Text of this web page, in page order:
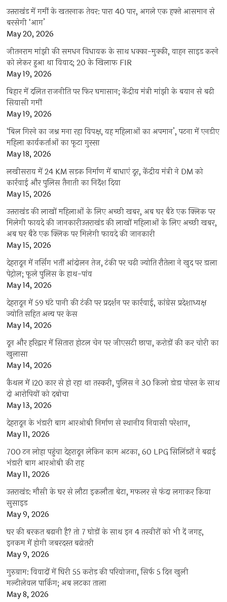
उत्तराखंड में गर्मी के खतरनाक तेवर: पारा 40 पार, अगले एक हफ्ते आसमान से
बरसेगी ‘आग’
May 20, 2026
जीतनराम मांझी की समधन विधायक के साथ धक्का-मुक्की, वाहन साइड करने
को लेकर हुआ था विवाद; 20 के खिलाफ FIR
May 19, 2026
बिहार में दलित राजनीति पर फिर घमासान; केंद्रीय मंत्री मांझी के बयान से बढ़ी
सियासी गर्मी
May 19, 2026
‘बिल गिरने का जश्न मना रहा विपक्ष, यह महिलाओं का अपमान’, पटना में एनडीए
महिला कार्यकर्ताओं का फूटा गुस्सा
May 18, 2026
लखीसराय में 24 KM सड़क निर्माण में बाधाएं दूर, केंद्रीय मंत्री ने DM को
कार्रवाई और पुलिस तैनाती का निर्देश दिया
May 15, 2026
उत्तराखंड की लाखों महिलाओं के लिए अच्छी खबर, अब घर बैठे एक क्लिक पर
मिलेगी फायदे की जानकारीउत्तराखंड की लाखों महिलाओं के लिए अच्छी खबर,
अब घर बैठे एक क्लिक पर मिलेगी फायदे की जानकारी
May 15, 2026
देहरादून में नर्सिंग भर्ती आंदोलन तेज, टंकी पर चढ़ी ज्योति रौतेला ने खुद पर डाला
पेट्रोल; फूले पुलिस के हाथ-पांव
May 14, 2026
देहरादून में 59 घंटे पानी की टंकी पर प्रदर्शन पर कार्रवाई, कांग्रेस प्रदेशाध्यक्ष
ज्योति सहित अन्य पर केस
May 14, 2026
दून और हरिद्वार में सितारा होटल चेन पर जीएसटी छापा, करोड़ों की कर चोरी का
खुलासा
May 14, 2026
कैथल में i20 कार से हो रहा था तस्करी, पुलिस ने 30 किलो डोडा पोस्त के साथ
दो आरोपियों को दबोचा
May 13, 2026
देहरादून के भंडारी बाग आरओबी निर्माण से स्थानीय निवासी परेशान,
May 11, 2026
700 टन लोहा पहुंचा देहरादून लेकिन काम अटका, 60 LPG सिलिंडरों ने बढ़ाई
भंडारी बाग आरओबी की राह
May 11, 2026
उत्तराखंड: मौसी के घर से लौटा इकलौता बेटा, मफलर से फंदा लगाकर किया
सुसाइड
May 9, 2026
घर की बरकत बढ़ानी है? तो 7 घोड़ों के साथ इन 4 तस्वीरों को भी दें जगह,
इनकम में होगी जबरदस्त बढ़ोतरी
May 9, 2026
गुरुग्राम: विवादों में घिरी 55 करोड़ की परियोजना, सिर्फ 5 दिन खुली
मल्टीलेवल पार्किंग; अब लटका ताला
May 8, 2026